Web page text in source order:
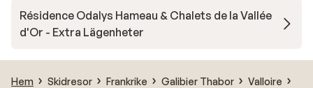
Résidence Odalys Hameau & Chalets de la Vallée
d'Or - Extra Lägenheter
Hem Skidresor Frankrike Galibier Thabor
Valloire